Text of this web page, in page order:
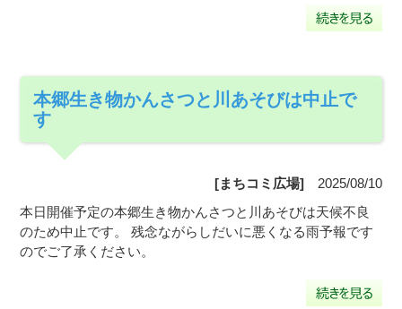
本郷生き物かんさつと川あそびは中止で
す
[まちコミ広場] 2025/08/10
本日開催予定の本郷生き物かんさつと川あそびは天候不良
のため中止です。 残念ながらしだいに悪くなる雨予報です
のでご了承ください。